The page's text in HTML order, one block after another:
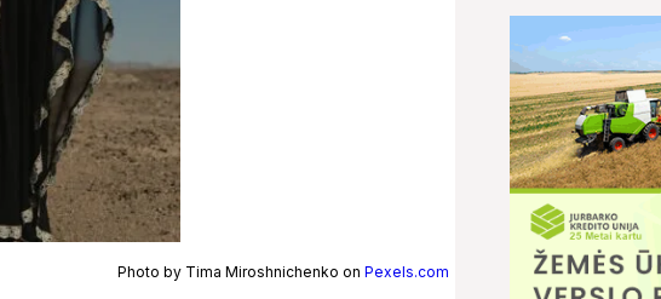
Photo by Tima Miroshnichenko on Pexels.com